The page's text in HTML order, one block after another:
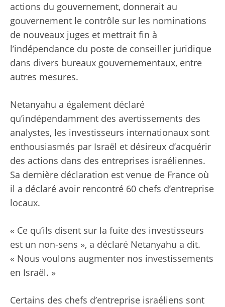
actions du gouvernement, donnerait au
gouvernement le contrôle sur les nominations
de nouveaux juges et mettrait fin à
l’indépendance du poste de conseiller juridique
dans divers bureaux gouvernementaux, entre
autres mesures.
Netanyahu a également déclaré
qu’indépendamment des avertissements des
analystes, les investisseurs internationaux sont
enthousiasmés par Israël et désireux d’acquérir
des actions dans des entreprises israéliennes.
Sa dernière déclaration est venue de France où
il a déclaré avoir rencontré 60 chefs d’entreprise
locaux.
« Ce qu’ils disent sur la fuite des investisseurs
est un non-sens », a déclaré Netanyahu a dit.
« Nous voulons augmenter nos investissements
en Israël. »
Certains des chefs d’entreprise israéliens sont